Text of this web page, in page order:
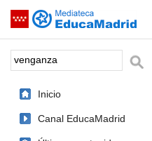
Saltar navegación
Palabra o frase:
Inicio
Canal EducaMadrid